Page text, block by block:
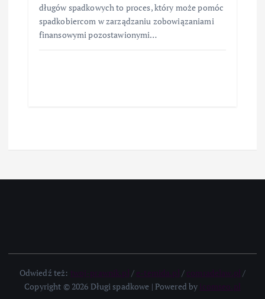
długów spadkowych to proces, który może pomóc
spadkobiercom w zarządzaniu zobowiązaniami
finansowymi pozostawionymi…
Odwiedź też: / /
/
Copyright © 2026 Długi spadkowe | Powered by